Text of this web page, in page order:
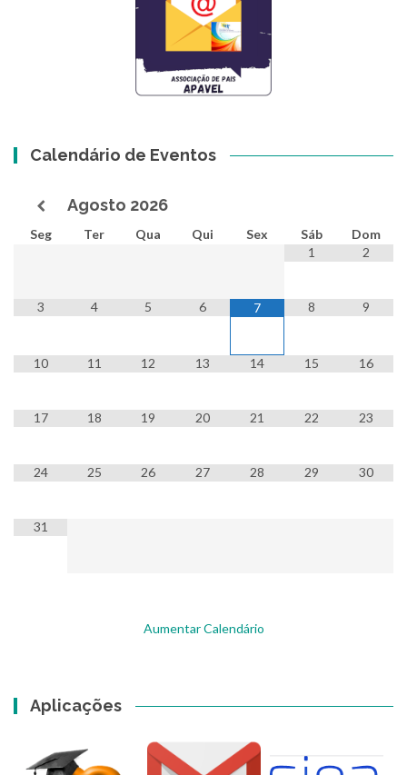
Calendário de Eventos
Agosto 2026
Seg Ter Qua Qui Sex Sáb
Dom
1
2
3 4 5 6 7 8 9
10 11 12 13 14 15 16
17 18 19 20 21 22 23
24 25 26 27 28 29 30
31
Aumentar Calendário
Aplicações